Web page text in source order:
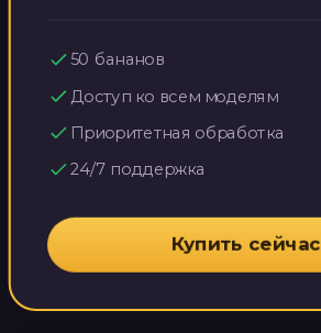
50 бананов
Доступ ко всем моделям
Приоритетная обработка
24/7 поддержка
Купить сейчас